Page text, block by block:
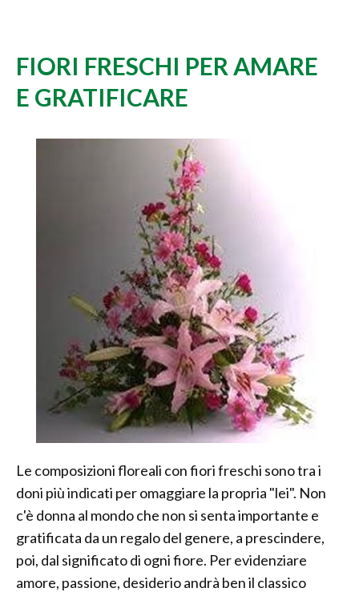
FIORI FRESCHI PER AMARE
E GRATIFICARE
Le composizioni floreali con fiori freschi sono tra i
doni più indicati per omaggiare la propria "lei". Non
c'è donna al mondo che non si senta importante e
gratificata da un regalo del genere, a prescindere,
poi, dal significato di ogni fiore. Per evidenziare
amore, passione, desiderio andrà ben il classico